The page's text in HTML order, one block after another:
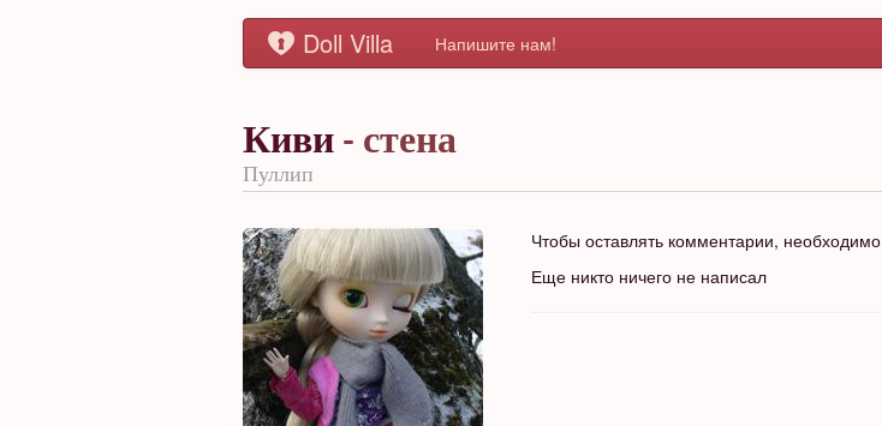
Doll Villa Напишите нам!
Киви - стена
Пуллип
Чтобы оставлять комментарии, необходимо
Еще никто ничего не написал